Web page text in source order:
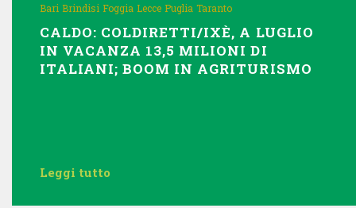
Bari Brindisi Foggia Lecce Puglia Taranto
CALDO: COLDIRETTI/IXÈ, A LUGLIO
IN VACANZA 13,5 MILIONI DI
ITALIANI; BOOM IN AGRITURISMO
Leggi tutto